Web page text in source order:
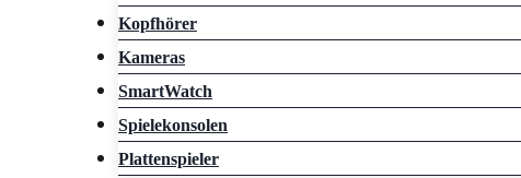
Kopfhörer
Kameras
SmartWatch
Spielekonsolen
Plattenspieler